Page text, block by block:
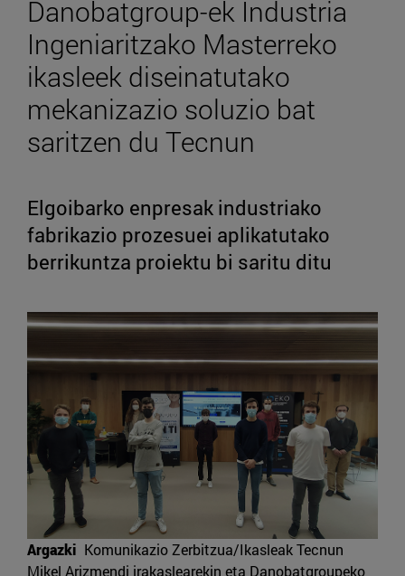
Danobatgroup-ek Industria
Ingeniaritzako Masterreko
ikasleek diseinatutako
mekanizazio soluzio bat
saritzen du Tecnun
Elgoibarko enpresak industriako
fabrikazio prozesuei aplikatutako
berrikuntza proiektu bi saritu ditu
Argazki Komunikazio Zerbitzua/Ikasleak Tecnun
Mikel Arizmendi irakaslearekin eta Danobatgroupeko